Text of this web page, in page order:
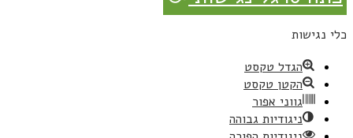
כלי נגישות
הגדל טקסט
הקטן טקסט
גווני אפור
ניגודיות גבוהה